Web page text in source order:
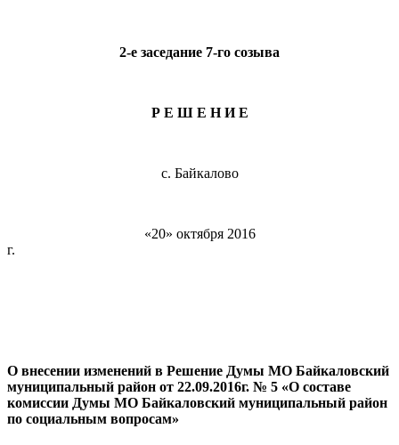
2-е заседание 7-го созыва
Р Е Ш Е Н И Е
с. Байкалово
«20» октября 2016
г. №
О внесении изменений в Решение Думы МО Байкаловский
муниципальный район от 22.09.2016г. № 5 «О составе
комиссии Думы МО Байкаловский муниципальный район
по социальным вопросам»